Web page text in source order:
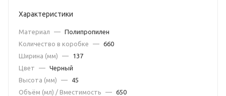
Характеристики
Материал — Полипропилен
Количество в коробке
— 660
Ширина (мм)
—
137
Цвет
— Черный
Высота (мм)
—
45
Объём (мл) / Вместимость
— 650